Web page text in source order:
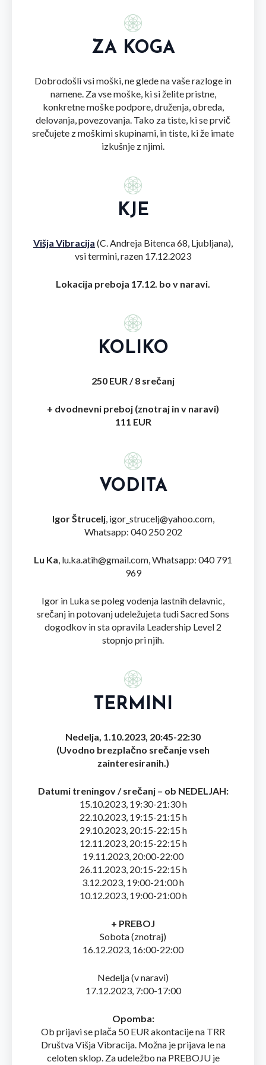
ZA KOGA
Dobrodošli vsi moški, ne glede na vaše razloge in
namene. Za vse moške, ki si želite pristne,
konkretne moške podpore, druženja, obreda,
delovanja, povezovanja. Tako za tiste, ki se prvič
srečujete z moškimi skupinami, in tiste, ki že imate
izkušnje z njimi.
KJE
Višja Vibracija (C. Andreja Bitenca 68, Ljubljana),
vsi termini, razen 17.12.2023
Lokacija preboja 17.12. bo v naravi.
KOLIKO
250 EUR / 8 srečanj
+ dvodnevni preboj (znotraj in v naravi)
111 EUR
VODITA
Igor Štrucelj, igor_strucelj@yahoo.com,
Whatsapp: 040 250 202
Lu Ka, lu.ka.atih@gmail.com, Whatsapp: 040 791
969
Igor in Luka se poleg vodenja lastnih delavnic,
srečanj in potovanj udeležujeta tudi Sacred Sons
dogodkov in sta opravila Leadership Level 2
stopnjo pri njih.
TERMINI
Nedelja, 1.10.2023, 20:45-22:30
(Uvodno brezplačno srečanje vseh
zainteresiranih.)
Datumi treningov / srečanj – ob NEDELJAH:
15.10.2023, 19:30-21:30 h
22.10.2023, 19:15-21:15 h
29.10.2023, 20:15-22:15 h
12.11.2023, 20:15-22:15 h
19.11.2023, 20:00-22:00
26.11.2023, 20:15-22:15 h
3.12.2023, 19:00-21:00 h
10.12.2023, 19:00-21:00 h
+ PREBOJ
Sobota (znotraj)
16.12.2023, 16:00-22:00
Nedelja (v naravi)
17.12.2023, 7:00-17:00
Opomba:
Ob prijavi se plača 50 EUR akontacije na TRR
Društva Višja Vibracija. Možna je prijava le na
celoten sklop. Za udeležbo na PREBOJU je